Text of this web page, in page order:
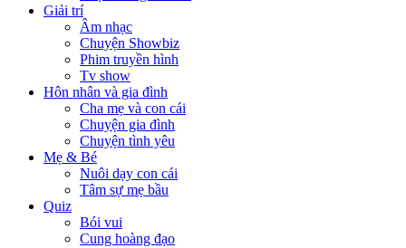
Giải trí
Âm nhạc
Chuyện Showbiz
Phim truyền hình
Tv show
Hôn nhân và gia đình
Cha mẹ và con cái
Chuyện gia đình
Chuyện tình yêu
Mẹ & Bé
Nuôi dạy con cái
Tâm sự mẹ bầu
Quiz
Bói vui
Cung hoàng đạo